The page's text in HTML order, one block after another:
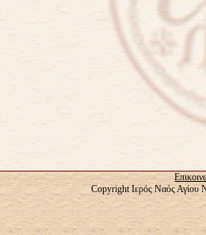
Copyright Ιερός Ναός Αγίου